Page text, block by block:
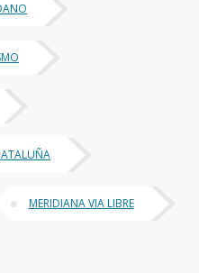
MERIDIANA VIA LIBRE